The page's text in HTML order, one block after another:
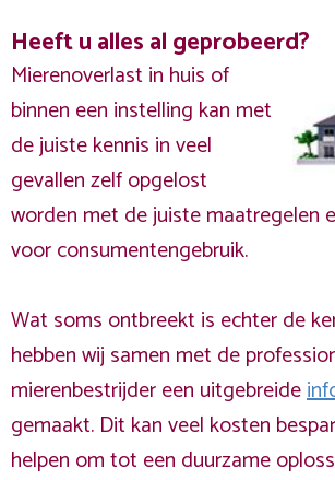
Heeft u alles al geprobeerd?
Mierenoverlast in huis of
binnen een instelling kan met
de juiste kennis in veel
gevallen zelf opgelost
worden met de juiste maatregelen
voor consumentengebruik.
Wat soms ontbreekt is echter de
hebben wij samen met de
mierenbestrijder een uitgebreide
gemaakt. Dit kan veel kosten
helpen om tot een duurzame